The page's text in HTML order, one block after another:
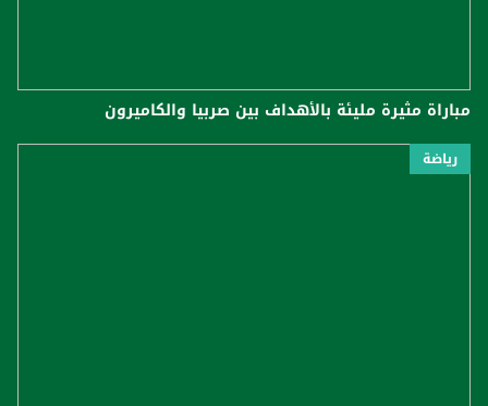
مباراة مثيرة مليئة بالأهداف بين صربيا والكاميرون
رياضة